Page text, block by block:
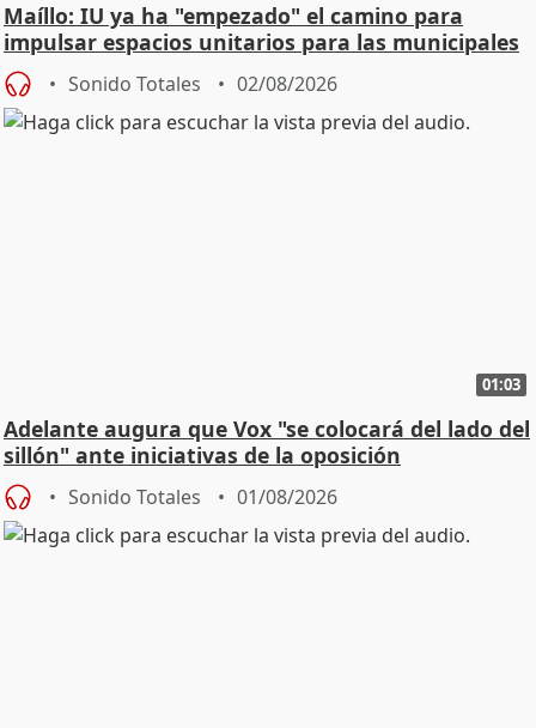
Maíllo: IU ya ha "empezado" el camino para
impulsar espacios unitarios para las municipales
Sonido Totales 02/08/2026
01:03
Adelante augura que Vox "se colocará del lado del
sillón" ante iniciativas de la oposición
Sonido Totales 01/08/2026